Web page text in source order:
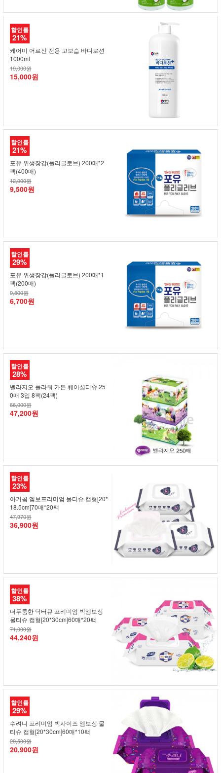
할인률
21%
케어미 어르신 전용 고보습 바디로션
1000ml
19,000원
15,000원
할인률
21%
포유 위생장갑(폴리글로브) 200매*2
팩(400매)
12,000원
9,500원
할인률
29%
포유 위생장갑(폴리글로브) 200매*1
팩(200매)
9,500원
6,700원
할인률
28%
벨라지오 플라워 가든 훼이셜티슈 25
0매 3입 8팩(24팩)
66,000원
47,200원
할인률
23%
아기곰 엠보프리미엄 물티슈 캡형[20*
18.5cm]70매*20팩
47,970원
36,900원
할인률
38%
더두툼한 닥터큐 프리미엄 빅엠보싱
물티슈 캡형[20*30cm]60매*20팩
71,000원
44,240원
할인률
29%
수려니 프리미엄 빅사이즈 엠보싱 물
티슈 캡형[20*30cm]60매*10팩
29,500원
20,900원